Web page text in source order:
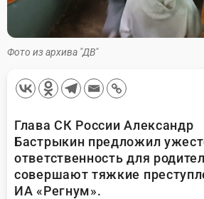
Фото из архива "ДВ"
Глава СК России Александр
Бастрыкин предложил
ответственность для
совершают тяжкие
ИА «Регнум».